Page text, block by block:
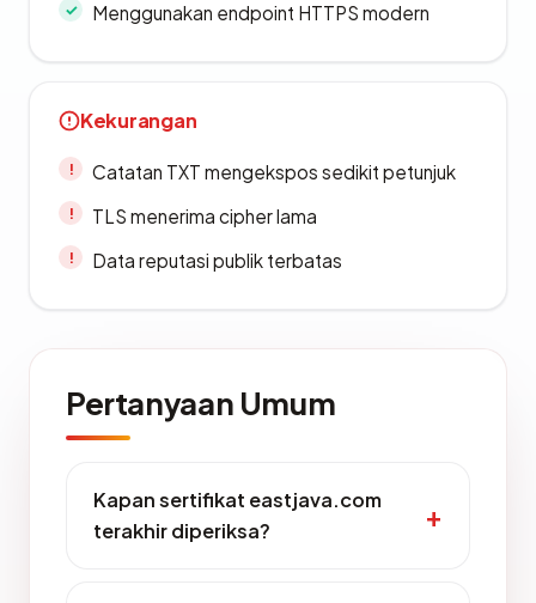
Menggunakan endpoint HTTPS modern
Kekurangan
Catatan TXT mengekspos sedikit petunjuk
TLS menerima cipher lama
Data reputasi publik terbatas
Pertanyaan Umum
Kapan sertifikat eastjava.com
terakhir diperiksa?